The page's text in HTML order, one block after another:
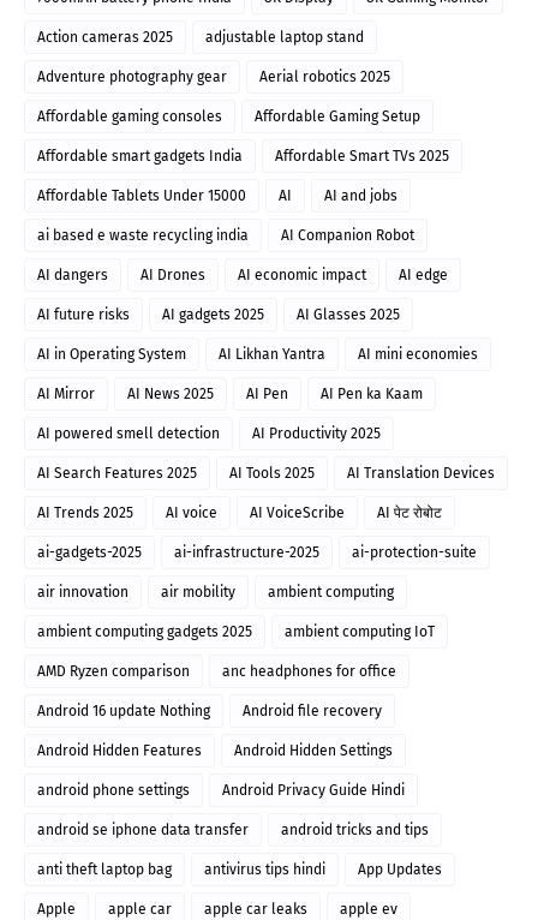
Action cameras 2025 adjustable laptop stand
Adventure photography gear Aerial robotics 2025
Affordable gaming consoles Affordable Gaming Setup
Affordable smart gadgets India Affordable Smart TVs 2025
Affordable Tablets Under 15000 AI AI and jobs
ai based e waste recycling india AI Companion Robot
AI dangers AI Drones AI economic impact AI edge
AI future risks AI gadgets 2025 AI Glasses 2025
AI in Operating System AI Likhan Yantra AI mini economies
AI Mirror AI News 2025 AI Pen AI Pen ka Kaam
AI powered smell detection AI Productivity 2025
AI Search Features 2025 AI Tools 2025 AI Translation Devices
AI Trends 2025 AI voice AI VoiceScribe AI पेट रोबोट
ai-gadgets-2025 ai-infrastructure-2025 ai-protection-suite
air innovation air mobility ambient computing
ambient computing gadgets 2025 ambient computing IoT
AMD Ryzen comparison anc headphones for office
Android 16 update Nothing Android file recovery
Android Hidden Features Android Hidden Settings
android phone settings Android Privacy Guide Hindi
android se iphone data transfer android tricks and tips
anti theft laptop bag antivirus tips hindi App Updates
Apple apple car apple car leaks apple ev